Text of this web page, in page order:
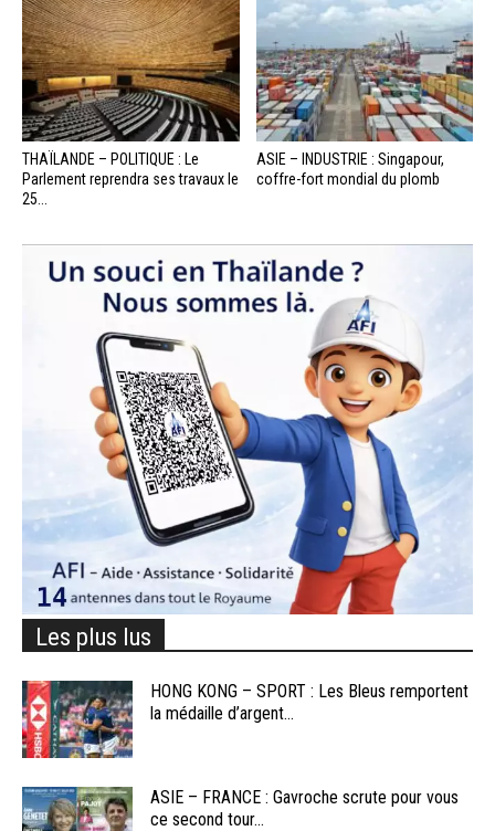
THAÏLANDE – POLITIQUE : Le
Parlement reprendra ses travaux le
25...
ASIE – INDUSTRIE : Singapour,
coffre-fort mondial du plomb
Les plus lus
HONG KONG – SPORT : Les Bleus remportent
la médaille d’argent...
ASIE – FRANCE : Gavroche scrute pour vous
ce second tour...